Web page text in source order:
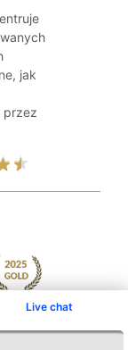
Live chat
jak
przez